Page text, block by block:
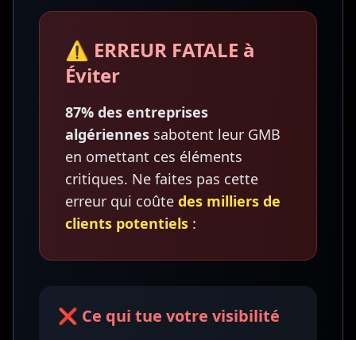
⚠️ ERREUR FATALE à
Éviter
87% des entreprises
algériennes sabotent leur GMB
en omettant ces éléments
critiques. Ne faites pas cette
erreur qui coûte des milliers de
clients potentiels :
❌ Ce qui tue votre visibilité